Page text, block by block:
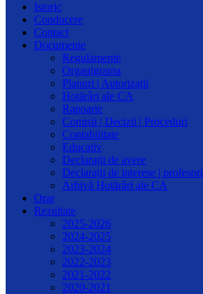
Istoric
Conducere
Contact
Documente
Regulamente
Organigrama
Planuri | Autorizații
Hotărâri ale CA
Rapoarte
Comisii | Decizii | Proceduri
Contabilitate
Educativ
Declarații de avere
Declarații de interese | profesori
Arhivă Hotărâri ale CA
Orar
Rezultate
2025-2026
2024-2025
2023-2024
2022-2023
2021-2022
2020-2021